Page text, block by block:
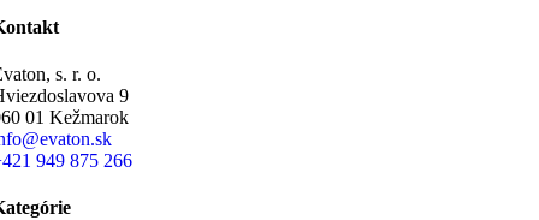
s. r. o.
9
01 Kežmarok
949 875 266